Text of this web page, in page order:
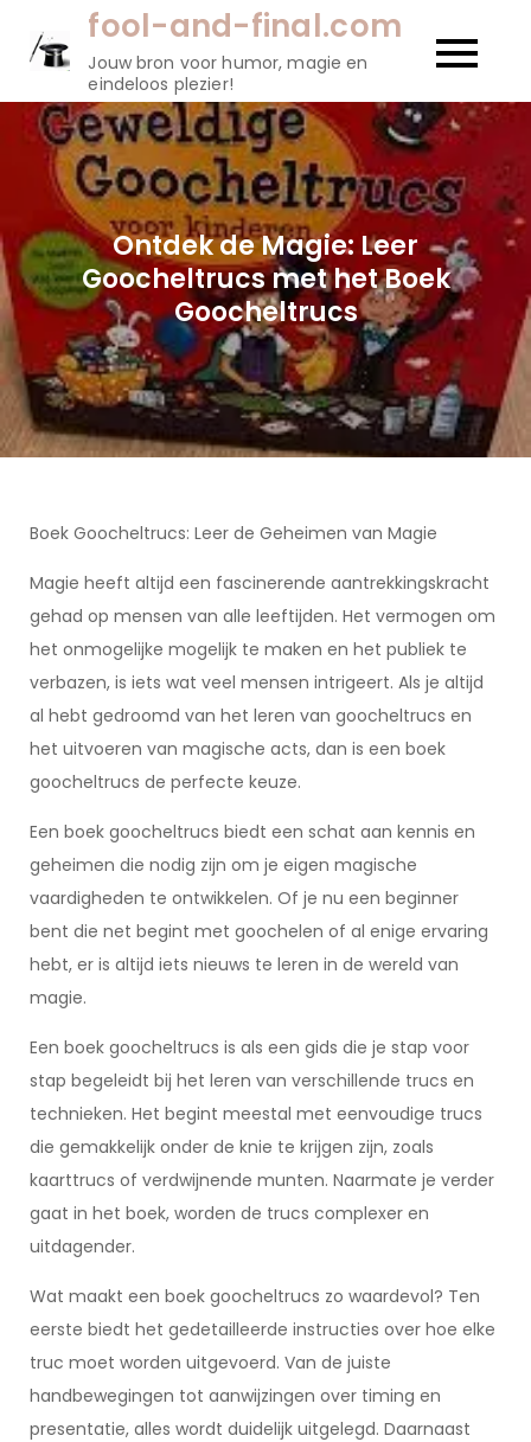
gaan
fool-and-final.com
Jouw bron voor humor, magie en
eindeloos plezier!
Ontdek de Magie: Leer
Goocheltrucs met het Boek
Goocheltrucs
Boek Goocheltrucs: Leer de Geheimen van Magie
Magie heeft altijd een fascinerende aantrekkingskracht
gehad op mensen van alle leeftijden. Het vermogen om
het onmogelijke mogelijk te maken en het publiek te
verbazen, is iets wat veel mensen intrigeert. Als je altijd
al hebt gedroomd van het leren van goocheltrucs en
het uitvoeren van magische acts, dan is een boek
goocheltrucs de perfecte keuze.
Een boek goocheltrucs biedt een schat aan kennis en
geheimen die nodig zijn om je eigen magische
vaardigheden te ontwikkelen. Of je nu een beginner
bent die net begint met goochelen of al enige ervaring
hebt, er is altijd iets nieuws te leren in de wereld van
magie.
Een boek goocheltrucs is als een gids die je stap voor
stap begeleidt bij het leren van verschillende trucs en
technieken. Het begint meestal met eenvoudige trucs
die gemakkelijk onder de knie te krijgen zijn, zoals
kaarttrucs of verdwijnende munten. Naarmate je verder
gaat in het boek, worden de trucs complexer en
uitdagender.
Wat maakt een boek goocheltrucs zo waardevol? Ten
eerste biedt het gedetailleerde instructies over hoe elke
truc moet worden uitgevoerd. Van de juiste
handbewegingen tot aanwijzingen over timing en
presentatie, alles wordt duidelijk uitgelegd. Daarnaast